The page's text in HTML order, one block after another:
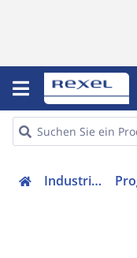
Industriekomponenten